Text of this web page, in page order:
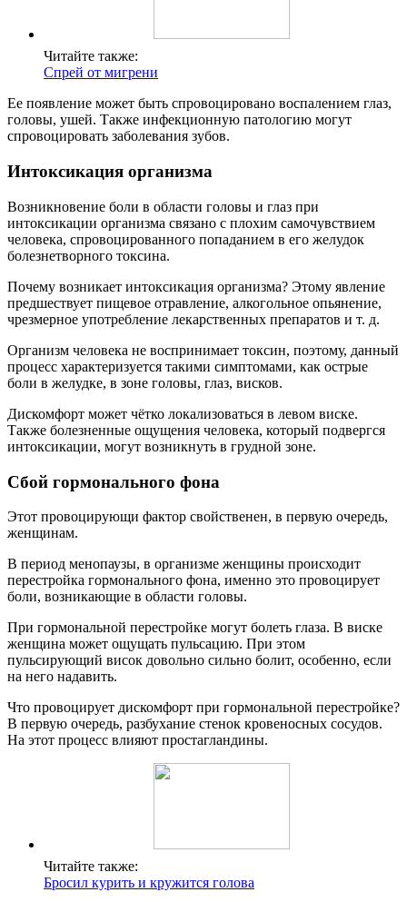
Читайте также:
Спрей от мигрени
Ее появление может быть спровоцировано воспалением глаз,
головы, ушей. Также инфекционную патологию могут
спровоцировать заболевания зубов.
Интоксикация организма
Возникновение боли в области головы и глаз при
интоксикации организма связано с плохим самочувствием
человека, спровоцированного попаданием в его желудок
болезнетворного токсина.
Почему возникает интоксикация организма? Этому явление
предшествует пищевое отравление, алкогольное опьянение,
чрезмерное употребление лекарственных препаратов и т. д.
Организм человека не воспринимает токсин, поэтому, данный
процесс характеризуется такими симптомами, как острые
боли в желудке, в зоне головы, глаз, висков.
Дискомфорт может чётко локализоваться в левом виске.
Также болезненные ощущения человека, который подвергся
интоксикации, могут возникнуть в грудной зоне.
Сбой гормонального фона
Этот провоцирующи фактор свойственен, в первую очередь,
женщинам.
В период менопаузы, в организме женщины происходит
перестройка гормонального фона, именно это провоцирует
боли, возникающие в области головы.
При гормональной перестройке могут болеть глаза. В виске
женщина может ощущать пульсацию. При этом
пульсирующий висок довольно сильно болит, особенно, если
на него надавить.
Что провоцирует дискомфорт при гормональной перестройке?
В первую очередь, разбухание стенок кровеносных сосудов.
На этот процесс влияют простагландины.
Читайте также:
Бросил курить и кружится голова